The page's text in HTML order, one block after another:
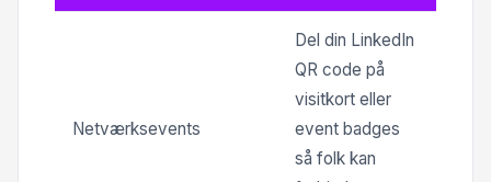
Netværksevents
Del din LinkedIn
QR code på
visitkort eller
event badges
så folk kan